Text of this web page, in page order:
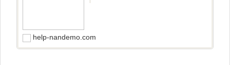
help-nandemo.com